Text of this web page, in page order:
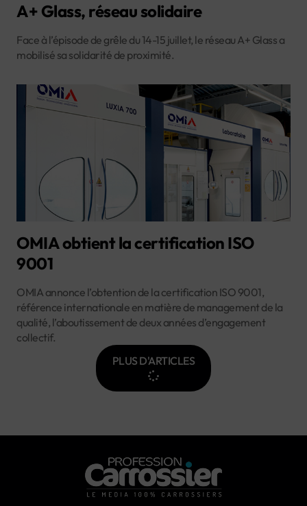
A+ Glass, réseau solidaire
Face à l’épisode de grêle du 14-15 juillet, le réseau A+ Glass a
mobilisé sa solidarité de proximité.
OMIA obtient la certification ISO
9001
OMIA annonce l’obtention de la certification ISO 9001,
référence internationale en matière de management de la
qualité, l’aboutissement de deux années d’engagement
collectif.
PLUS D'ARTICLES